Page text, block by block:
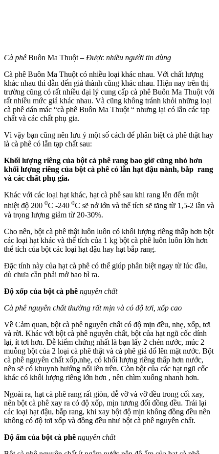
Cà phê Buôn Ma Thuột – Được nhiều người tin dùng
Cà phê Buôn Ma Thuột có nhiều loại khác nhau. Với chất lượng
khác nhau thì dẫn đến giá thành cũng khác nhau. Hiện nay trên thị
trường cũng có rất nhiều đại lý cung cấp cà phê Buôn Ma Thuột với
rất nhiều mức giá khác nhau. Và cũng không tránh khỏi những loại
cà phê dán mác “cà phê Buôn Ma Thuột “ nhưng lại có lẫn các tạp
chất và các chất phụ gia.
Vì vậy bạn cũng nên lưu ý một số cách để phân biệt cà phê thật hay
là cà phê có lẫn tạp chất sau:
Khối lượng riêng của bột cà phê rang bao giờ cũng nhỏ hơn
khối lượng riêng của bột cà phê có lẫn hạt đậu nành, bắp rang
và các chất phụ gia.
Khác với các loại hạt khác, hạt cà phê sau khi rang lên đến một
nhiệt độ 200 0C -240 0C sẽ nở lớn và thể tích sẽ tăng từ 1,5-2 lần và
và trọng lượng giảm từ 20-30%.
Cho nên, bột cà phê thật luôn luôn có khối lượng riêng thấp hơn bột
các loại hạt khác và thể tích của 1 kg bột cà phê luôn luôn lớn hơn
thể tích của bột các loại hạt đậu hay hạt bắp rang.
Đặc tính này của hạt cà phê có thể giúp phân biệt ngay từ lúc đầu,
dù chưa cần phải mở bao bì ra.
Độ xốp của bột cà phê nguyên chất
Cà phê nguyên chất thường rất mịn và có độ tơi, xốp cao
Về Cảm quan, bột cà phê nguyên chất có độ mịn đều, nhẹ, xốp, tơi
và rời. Khác với bột cà phê nguyên chất, bột của hạt ngũ cốc dính
lại, ít tơi hơn. Dễ kiểm chứng nhất là bạn lấy 2 chén nước, múc 2
muỗng bột của 2 loại cà phê thật và cà phê giả đổ lên mặt nước. Bột
cà phê nguyên chất xốp,nhẹ, có khối lượng riêng thấp hơn nước,
nên sẽ có khuynh hướng nổi lên trên. Còn bột của các hạt ngũ cốc
khác có khối lượng riêng lớn hơn , nên chìm xuống nhanh hơn.
Ngoài ra, hạt cà phê rang rất giòn, dễ vỡ và vỡ đều trong cối xay,
nên bột cà phê xay ra có độ xốp, mịn tương đối đồng đều. Trái lại
các loại hạt đậu, bắp rang, khi xay bột độ mịn không đồng đều nên
không có độ tơi xốp và đồng đều như bột cà phê nguyên chất.
Độ ẩm của bột cà phê nguyên chất